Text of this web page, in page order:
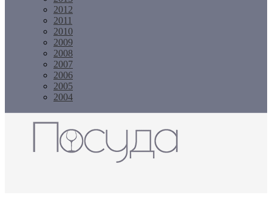
2012
2011
2010
2009
2008
2007
2006
2005
2004